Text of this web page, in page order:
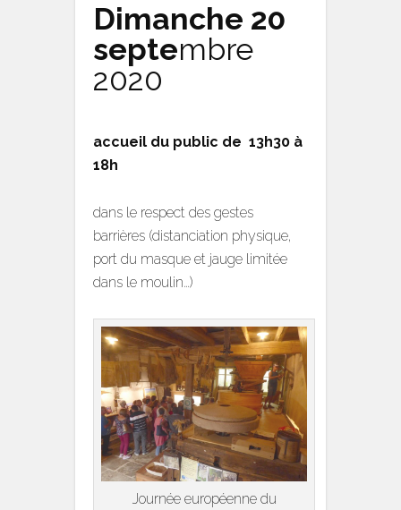
Dimanche 20
septembre
2020
accueil du public de 13h30 à
18h
dans le respect des gestes
barrières (distanciation physique,
port du masque et jauge limitée
dans le moulin…)
Journée européenne du